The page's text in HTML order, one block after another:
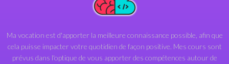
applications .NET, peu importe le type !
Ma vocation est d'apporter la meilleure connaissance possible, afin que
cela puisse impacter votre quotidien de façon positive. Mes cours sont
prévus dans l'optique de vous apporter des compétences autour de